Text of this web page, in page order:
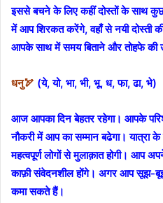
इससे बचने के लिए कहीं दोस्तों के साथ
में आप शिरकत करेंगे, वहाँ से नयी दोस्ती
आपके साथ में समय बिताने और तोहफे की
धनु🏹 (ये, यो, भा, भी, भू, ध, फा, ढा, भे)
आज आपका दिन बेहतर रहेगा। आपके
नौकरी में आप का सम्मान बढेगा। यात्रा
महत्वपूर्ण लोगों से मुलाक़ात होगी। आप अपने
काफ़ी संवेदनशील होंगे। अगर आप सूझ-
कमा सकते हैं।